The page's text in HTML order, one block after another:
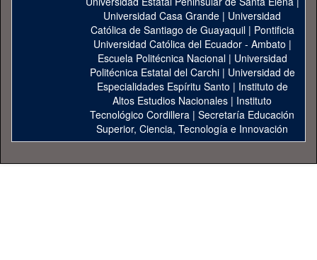
Universidad Casa Grande | Universidad
Católica de Santiago de Guayaquil| Pontificia
Universidad Católica del Ecuador - Ambato |
Escuela Politécnica Nacional| Universidad
Politécnica Estatal del Carchi| Universidad de
Especialidades Espíritu Santo | Instituto de
Altos Estudios Nacionales | Instituto
Tecnológico Cordillera | Secretaría Educación
Superior, Ciencia, Tecnología e Innovación